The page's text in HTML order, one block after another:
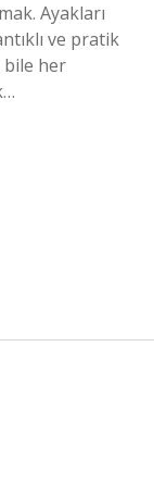
Ayakları
ve pratik
bile her